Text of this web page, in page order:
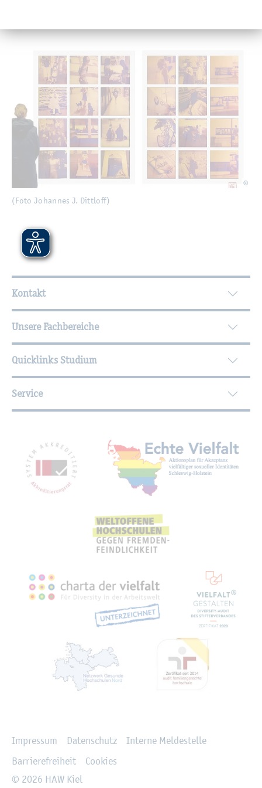
©
(Foto Jo­han­nes J. Ditt­loff)
Wei­ter­füh­ren­de In­for­ma­tio­nen
Kontakt
Unsere Fachbereiche
Quicklinks Studium
Service
Mit­glied­schaf­ten,
Im­pres­sum Da­ten­schutz
In­ter­ne Mel­de­stel­le
Bar­rie­re­frei­heit
Coo­kies
© 2026 HAW Kiel